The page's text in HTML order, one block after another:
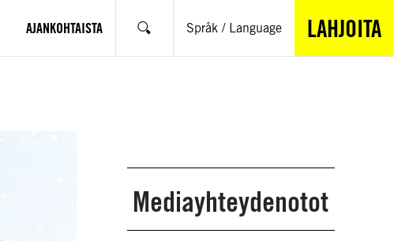
AJANKOHTAISTA Hae Språk / Language LAHJOITA
Mediayhteydenotot